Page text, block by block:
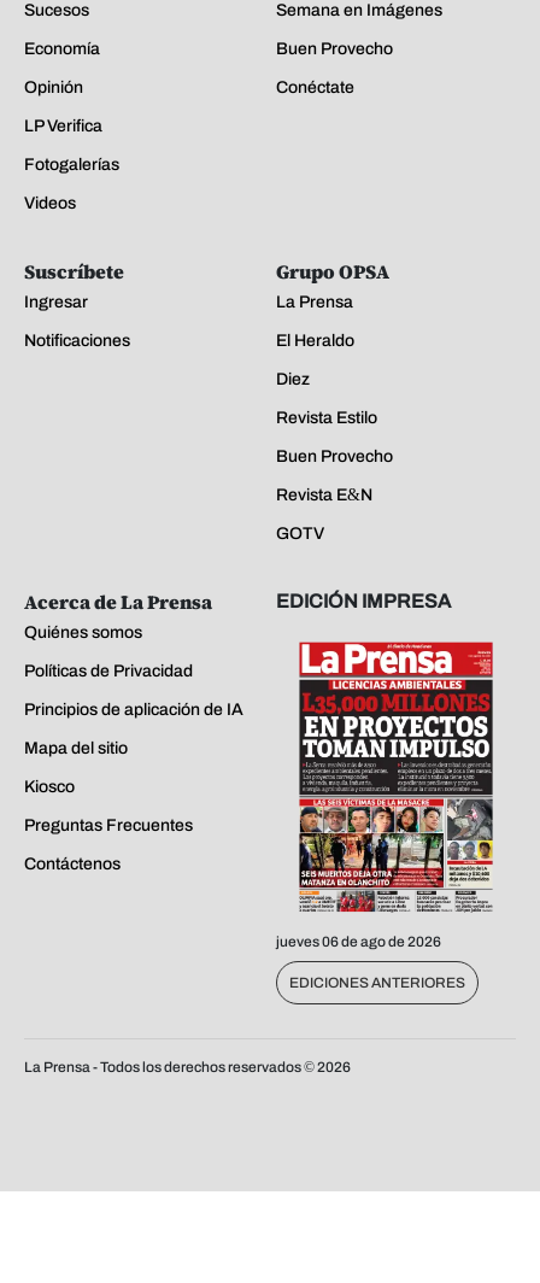
Sucesos
Economía
Opinión
LP Verifica
Fotogalerías
Videos
Semana en Imágenes
Buen Provecho
Conéctate
Suscríbete
Ingresar
Notificaciones
Grupo OPSA
La Prensa
El Heraldo
Diez
Revista Estilo
Buen Provecho
Revista E&N
GOTV
Acerca de La Prensa
Quiénes somos
Políticas de Privacidad
Principios de aplicación de IA
Mapa del sitio
Kiosco
Preguntas Frecuentes
Contáctenos
EDICIÓN IMPRESA
jueves 06 de ago de 2026
EDICIONES ANTERIORES
La Prensa - Todos los derechos reservados ©2026